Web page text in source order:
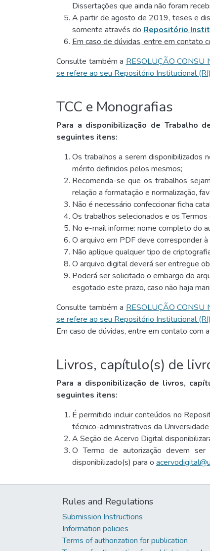
Dissertações que ainda não foram
A partir de agosto de 2019, teses e
somente através do Repositório
Em caso de dúvidas, entre em contato
Consulte também a RESOLUÇÃO CONSU
se refere ao seu Repositório Institucional
TCC e Monografias
Para a disponibilização de Trabalho
seguintes itens:
Os trabalhos a serem disponibilizados
mérito definidos pelos mesmos;
Recomenda-se que os trabalhos
relação a formatação e normalização,
Não é necessário confeccionar ficha
Os trabalhos selecionados e os
No e-mail informe: nome completo do
O arquivo em PDF deve corresponder
Não aplique qualquer tipo de
O arquivo digital deverá ser entregue
Poderá ser solicitado o embargo do
esgotado este prazo, caso não haja
Consulte também a RESOLUÇÃO CONSU
se refere ao seu Repositório Institucional
Em caso de dúvidas, entre em contato com
Livros, capítulo(s) de
Para a disponibilização de livros,
seguintes itens:
É permitido incluir conteúdos no
técnico-administrativos da
A Seção de Acervo Digital
O Termo de autorização devem ser
disponibilizado(s) para o
Rules and Regulations
Submission Instructions
Information policies
Terms of authorization for publication